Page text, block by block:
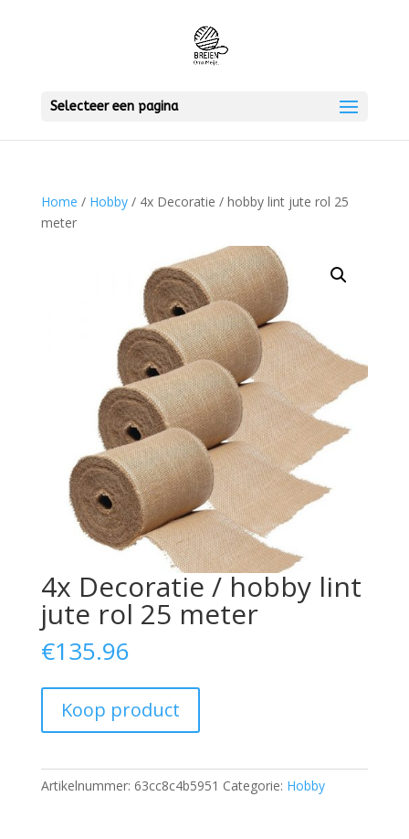
Selecteer een pagina
Home / Hobby/ 4x Decoratie / hobby lint jute rol 25
meter
4x Decoratie / hobby lint
jute rol 25 meter
€135.96
Koop product
Artikelnummer: 63cc8c4b5951 Categorie: Hobby